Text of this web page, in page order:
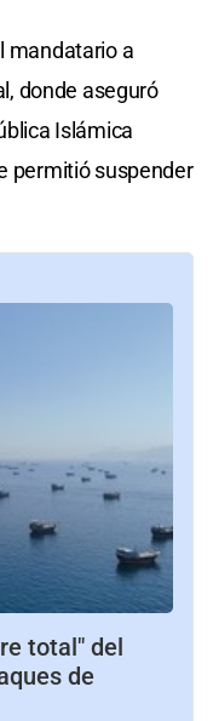
mandatario a
donde aseguró
Islámica
permitió suspender
total" del
de